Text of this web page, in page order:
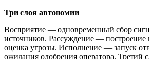
Три слоя автономии
Восприятие — одновременный сбор
источников. Рассуждение —
оценка угрозы. Исполнение — запуск
ожидания одобрения оператора. Третий